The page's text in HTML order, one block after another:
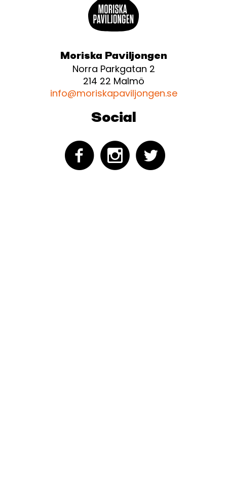
Moriska Paviljongen
Norra Parkgatan 2
214 22 Malmö
info@moriskapaviljongen.se
Social